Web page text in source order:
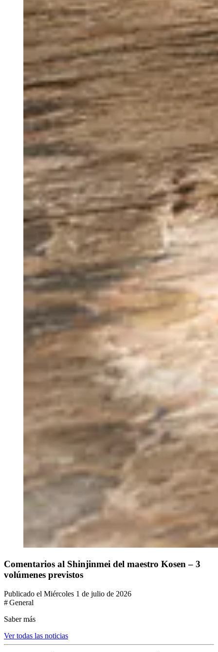
Comentarios al Shinjinmei del maestro Kosen – 3
volúmenes previstos
Publicado el Miércoles 1 de julio de 2026
# General
Saber más
Ver todas las noticias